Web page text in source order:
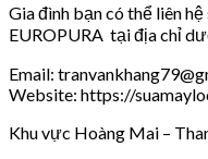
Gia đình bạn có thể liên
EUROPURA tại địa chỉ
Email:
Website: https://
Khu vực Hoàng Mai –